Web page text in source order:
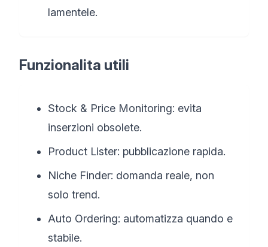
lamentele.
Funzionalita utili
Stock & Price Monitoring: evita
inserzioni obsolete.
Product Lister: pubblicazione rapida.
Niche Finder: domanda reale, non
solo trend.
Auto Ordering: automatizza quando e
stabile.